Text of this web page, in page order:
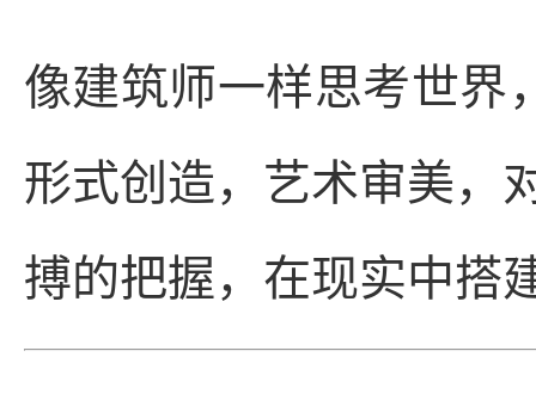
像建筑师一样思考世界
形式创造，艺术审美，
搏的把握，在现实中